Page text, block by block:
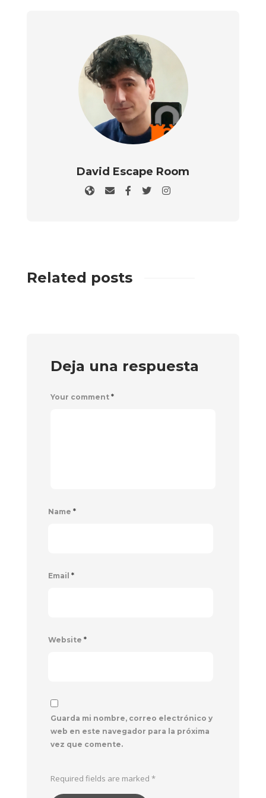
David Escape Room
Related posts
Deja una respuesta
Your comment *
Name *
Email *
Website *
Guarda mi nombre, correo electrónico y
web en este navegador para la próxima
vez que comente.
Required fields are marked *